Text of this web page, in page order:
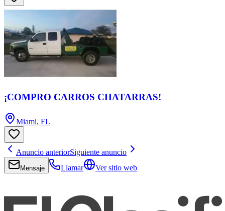
¡COMPRO CARROS CHATARRAS!
Miami, FL
Anuncio anteriorSiguiente anuncio
Mensaje Llamar Ver sitio web